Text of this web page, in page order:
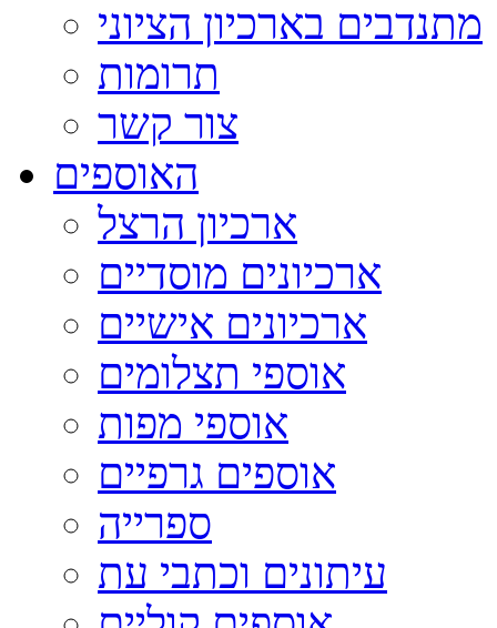
מתנדבים בארכיון הציוני
תרומות
צור קשר
האוספים
ארכיון הרצל
ארכיונים מוסדיים
ארכיונים אישיים
אוספי תצלומים
אוספי מפות
אוספים גרפיים
ספרייה
עיתונים וכתבי עת